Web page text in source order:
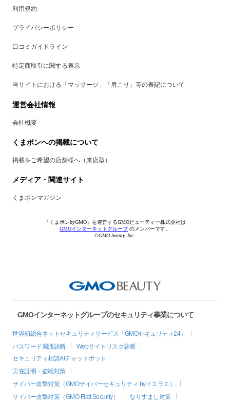
利用規約
プライバシーポリシー
口コミガイドライン
特定商取引に関する表示
当サイトにおける「マッサージ」「肩こり」等の表記について
運営会社情報
会社概要
くまポンへの掲載について
掲載をご希望の店舗様へ（来店型）
メディア・関連サイト
くまポンマガジン
「くまポンbyGMO」を運営するGMOビューティー株式会社は
GMOインターネットグループのメンバーです。
©GMO beauty, Inc.
GMOインターネットグループのセキュリティ事業について
世界初総合ネットセキュリティサービス「GMOセキュリティ24」
パスワード漏洩診断
Webサイトリスク診断
セキュリティ相談AIチャットボット
実在証明・盗聴対策
サイバー攻撃対策（GMOサイバーセキュリティ byイエラエ）
サイバー攻撃対策（GMO Flatt Security）
なりすまし対策